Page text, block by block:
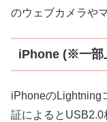
のウェブカメラや
iPhone (※一部
iPhoneのLightning
証によるとUSB2.0